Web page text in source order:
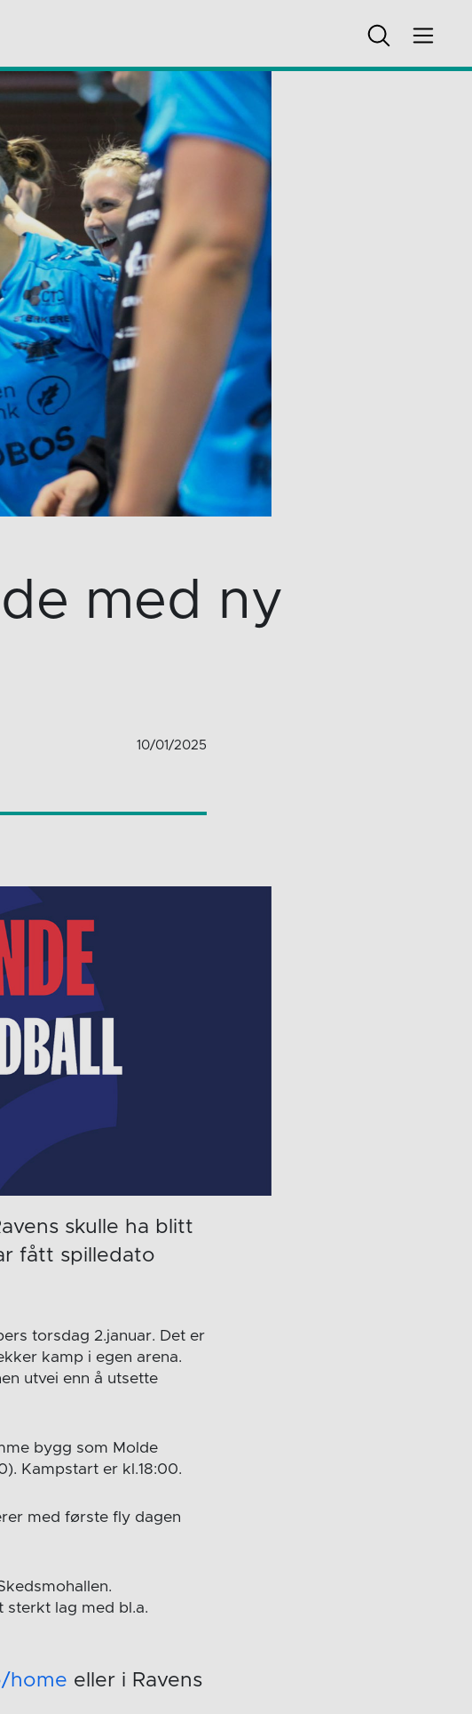
med ny
10/01/2025
skulle ha blitt
fått spilledato
torsdag 2.januar. Det er
kamp i egen arena.
utvei enn å utsette
bygg som Molde
Kampstart er kl.18:00.
med første fly dagen
sterkt lag med bl.a.
home eller i Ravens